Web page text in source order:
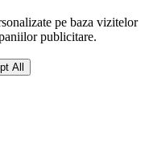
pe baza vizitelor
publicitare.
All